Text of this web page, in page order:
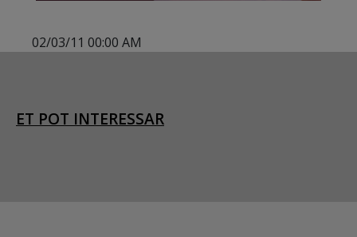
02/03/11 00:00 AM
ET POT INTERESSAR